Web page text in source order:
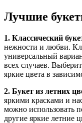
Лучшие
1. Классический
нежности и любви.
универсальный
всех случаев.
яркие цвета в
2. Букет из летних
яркими красками и
можно использовать
другие яркие летние